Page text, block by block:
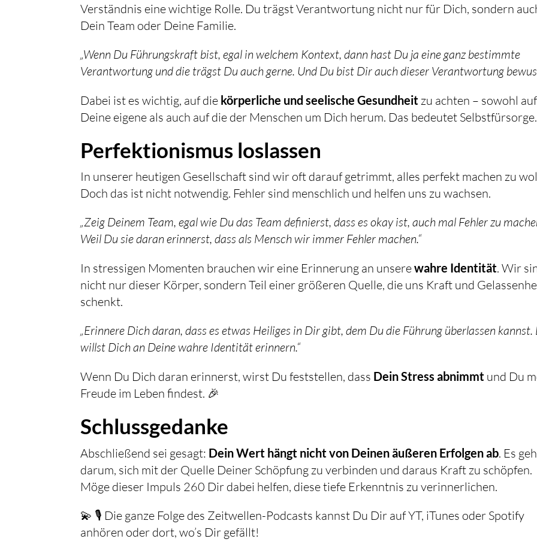
Verständnis eine wichtige Rolle. Du trägst Verantwortung nicht nur für Dich, sondern
Dein Team oder Deine Familie.
„Wenn Du Führungskraft bist, egal in welchem Kontext, dann hast Du ja eine ganz bestimmte
Verantwortung und die trägst Du auch gerne. Und Du bist Dir auch dieser Verantwortung
Dabei ist es wichtig, auf die körperliche und seelische Gesundheitzu achten – sowohl auf
Deine eigene als auch auf die der Menschen um Dich herum. Das bedeutet Selbstfürsorge.
Perfektionismus loslassen
In unserer heutigen Gesellschaft sind wir oft darauf getrimmt, alles perfekt machen zu
Doch das ist nicht notwendig. Fehler sind menschlich und helfen uns zu wachsen.
„Zeig Deinem Team, egal wie Du das Team definierst, dass es okay ist, auch mal Fehler zu
Weil Du sie daran erinnerst, dass als Mensch wir immer Fehler machen.“
In stressigen Momenten brauchen wir eine Erinnerung an unserewahre Identität. Wir
nicht nur dieser Körper, sondern Teil einer größeren Quelle, die uns Kraft und
schenkt.
„Erinnere Dich daran, dass es etwas Heiliges in Dir gibt, dem Du die Führung überlassen kannst.
willst Dich an Deine wahre Identität erinnern.“
Wenn Du Dich daran erinnerst, wirst Du feststellen, dass Dein Stress abnimmt und Du
Freude im Leben findest. 🎉
Schlussgedanke
Abschließend sei gesagt: Dein Wert hängt nicht von Deinen äußeren Erfolgen ab. Es
darum, sich mit der Quelle Deiner Schöpfung zu verbinden und daraus Kraft zu schöpfen.
Möge dieser Impuls 260 Dir dabei helfen, diese tiefe Erkenntnis zu verinnerlichen.
💫 🎙️ Die ganze Folge des Zeitwellen-Podcasts kannst Du Dir auf YT, iTunes oder Spotify
anhören oder dort, wo’s Dir gefällt!